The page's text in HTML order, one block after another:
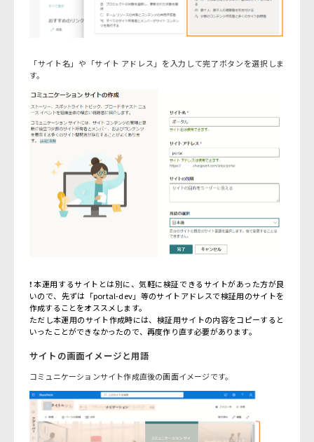
「サイト名」や「サイト アドレス」を入力して完了ボタンを選択しま
す。
❗本運用するサイトとは別に、気軽に検証できるサイトがあった方が良
いので、先ずは「portal-dev」等のサイトアドレスで検証用のサイトを
作成することをオススメします。
ただし本運用のサイト作成時には、検証用サイトの内容をコピーすると
いったことができなかったので、再度作り直す必要があります。
サイトの画面イメージと用語
コミュニケーションサイト作成直後の画面イメージです。